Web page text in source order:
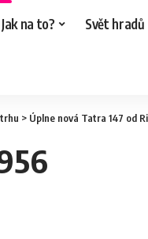
Jak na to? Svět hradů
> Úplne nová Tatra 147 od